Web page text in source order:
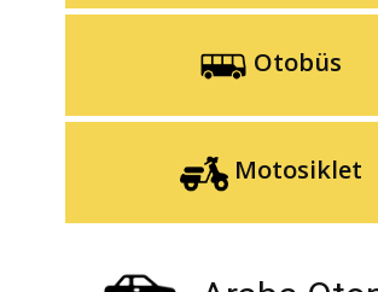
Otobüs
Motosiklet